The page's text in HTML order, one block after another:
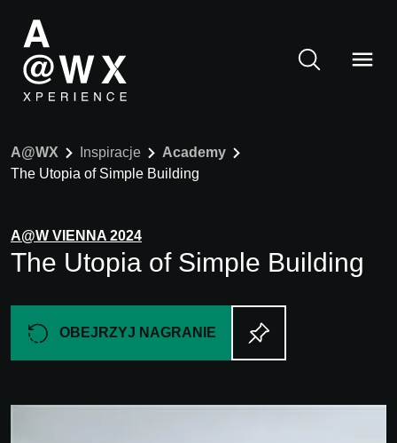
A@WX Inspiracje
Academy
The Utopia of Simple Building
A@W VIENNA 2024
The Utopia of Simple Building
OBEJRZYJ NAGRANIE